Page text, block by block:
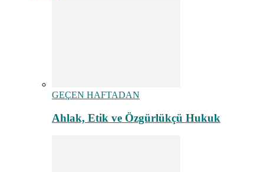
GEÇEN HAFTADAN
Ahlak, Etik ve Özgürlükçü Hukuk